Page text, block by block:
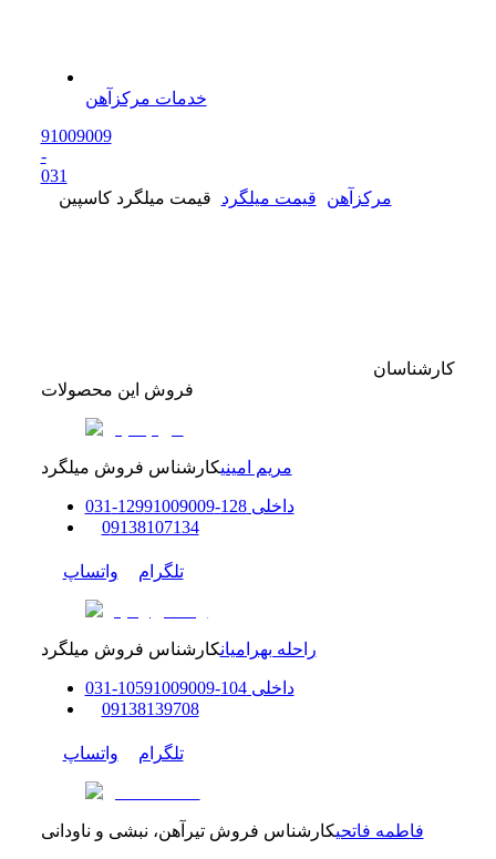
خدمات مرکزآهن
91009009
-
031
مرکزآهن
قیمت میلگرد قیمت میلگرد کاسپین
کارشناسان
فروش این محصولات
مریم امینیکارشناس فروش میلگرد
داخلی128-129
91009009
-
031
09138107134
تلگرام واتساپ
راحله بهرامیانکارشناس فروش میلگرد
داخلی104-105
91009009
-
031
09138139708
تلگرام واتساپ
فاطمه فاتحیکارشناس فروش تیرآهن، نبشی و ناودانی